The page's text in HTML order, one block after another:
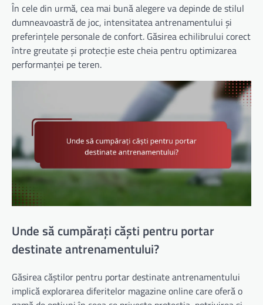
În cele din urmă, cea mai bună alegere va depinde de stilul
dumneavoastră de joc, intensitatea antrenamentului și
preferințele personale de confort. Găsirea echilibrului corect
între greutate și protecție este cheia pentru optimizarea
performanței pe teren.
Unde să cumpărați căști pentru portar
destinate antrenamentului?
Găsirea căștilor pentru portar destinate antrenamentului
implică explorarea diferitelor magazine online care oferă o